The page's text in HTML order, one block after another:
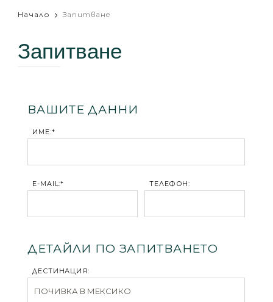
Начало Запитване
Запитване
ВАШИТЕ ДАННИ
ИМЕ:*
E-MAIL:* ТЕЛЕФОН:
ДЕТАЙЛИ ПО ЗАПИТВАНЕТО
ДЕСТИНАЦИЯ: